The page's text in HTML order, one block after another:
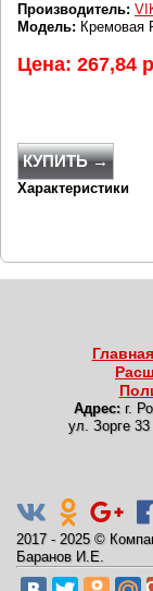
Производитель:
Модель: Кремовая
Цена: 267,84
КУПИТЬ →
Характеристики
Главная
Адрес: г.
ул. Зорге 33
2017 - 2025 ©
Баранов И.Е.